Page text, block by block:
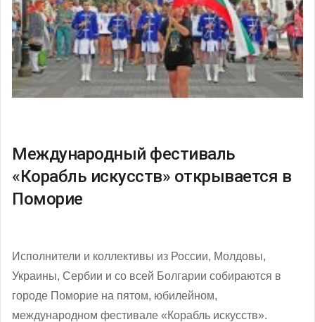
Международный фестиваль
«Корабль искусств» открывается в
Поморие
Исполнители и коллективы из России, Молдовы,
Украины, Сербии и со всей Болгарии собираются в
городе Поморие на пятом, юбилейном,
международном фестивале «Корабль искусств».